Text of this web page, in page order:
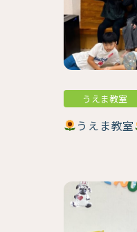
うえま教室
うえま教室